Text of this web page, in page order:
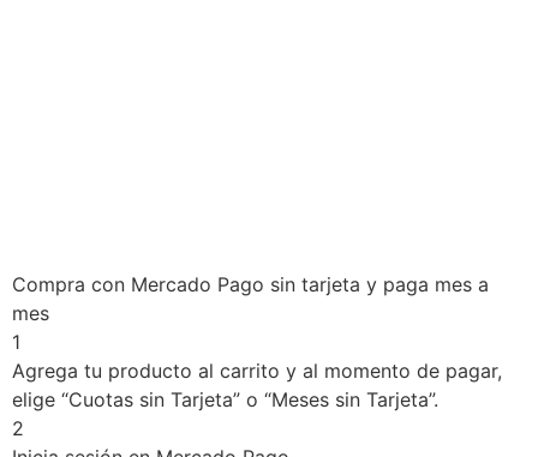
Compra con Mercado Pago sin tarjeta y paga mes a
mes
1
Agrega tu producto al carrito y al momento de pagar,
elige “Cuotas sin Tarjeta” o “Meses sin Tarjeta”.
2